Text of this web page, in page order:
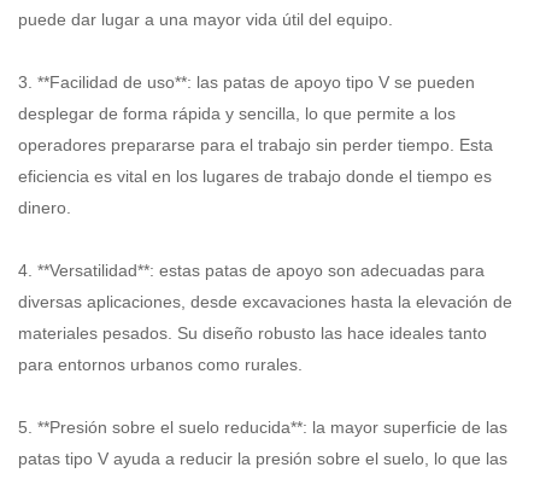
puede dar lugar a una mayor vida útil del equipo.
3. **Facilidad de uso**: las patas de apoyo tipo V se pueden
desplegar de forma rápida y sencilla, lo que permite a los
operadores prepararse para el trabajo sin perder tiempo. Esta
eficiencia es vital en los lugares de trabajo donde el tiempo es
dinero.
4. **Versatilidad**: estas patas de apoyo son adecuadas para
diversas aplicaciones, desde excavaciones hasta la elevación de
materiales pesados. Su diseño robusto las hace ideales tanto
para entornos urbanos como rurales.
5. **Presión sobre el suelo reducida**: la mayor superficie de las
patas tipo V ayuda a reducir la presión sobre el suelo, lo que las